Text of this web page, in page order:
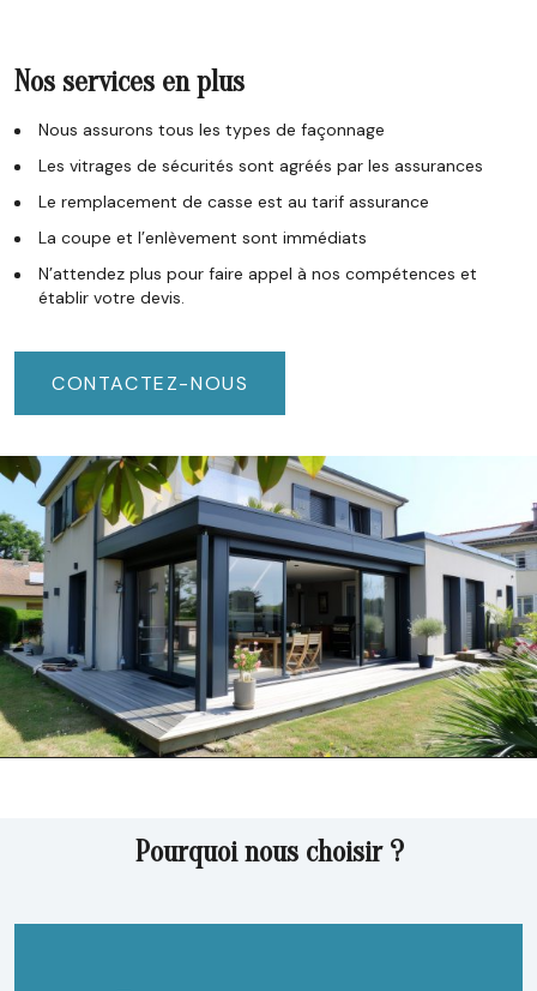
Nos services en plus
Nous assurons tous les types de façonnage
Les vitrages de sécurités sont agréés par les assurances
Le remplacement de casse est au tarif assurance
La coupe et l’enlèvement sont immédiats
N’attendez plus pour faire appel à nos compétences et
établir votre devis.
CONTACTEZ-NOUS
Pourquoi nous choisir ?